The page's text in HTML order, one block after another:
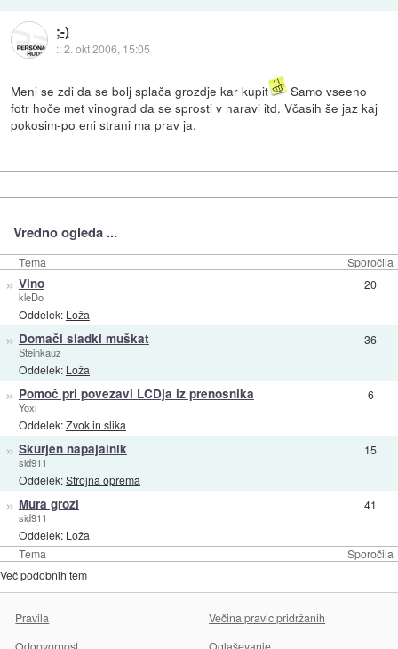
;-)
::2. okt 2006, 15:05
Meni se zdi da se bolj splača grozdje kar kupit
Samo vseeno
fotr hoče met vinograd da se sprosti v naravi itd. Včasih še jaz kaj
pokosim-po eni strani ma prav ja.
Vredno ogleda ...
Tema Sporočila
Tema Sporočila
» Vino
kleDo
Oddelek: Loža
20
» Domači sladki muškat
Steinkauz
Oddelek: Loža
36
» Pomoč pri povezavi LCDja iz prenosnika
Yoxi
Oddelek:Zvok in slika
6
» Skurjen napajalnik
sid911
Oddelek:Strojna oprema
15
» Mura grozi
sid911
Oddelek: Loža
41
Več podobnih tem
Pravila
Večina pravic pridržanih